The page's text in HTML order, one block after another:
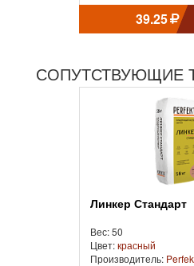
39.25
СОПУТСТВУЮЩИЕ
Линкер Стандарт
Вес: 50
Цвет:красный
Производитель: